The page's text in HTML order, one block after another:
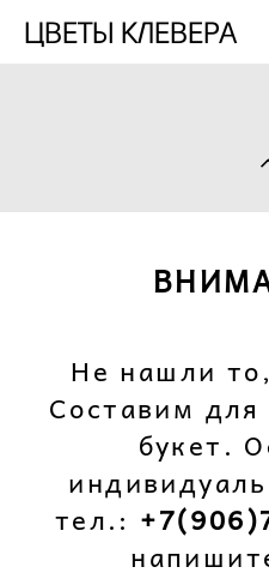
ЦВЕТЫ КЛЕВЕРА
Не нашли
Составим
букет.
тел.: